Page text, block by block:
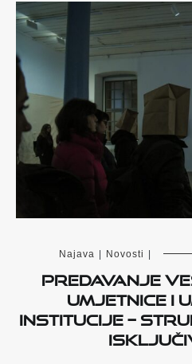
Najava Novosti
Predavanje
Umjetnice i
institucije –